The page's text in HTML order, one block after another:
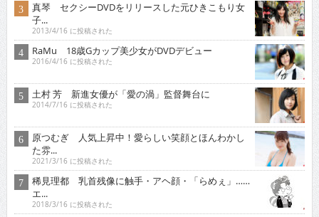
真琴 セクシーDVDをリリースした元ひきこもり女
子...
2013/4/16 に投稿された
RaMu 18歳Gカップ美少女がDVDデビュー
2016/4/16 に投稿された
土村 芳 新進女優が「愛の渦」監督舞台に
2014/7/16 に投稿された
原つむぎ 人気上昇中！愛らしい笑顔とほんわかし
た雰...
2021/3/16 に投稿された
稀見理都 乳首残像に触手・アヘ顔・「らめぇ」……
エ...
2018/3/16 に投稿された